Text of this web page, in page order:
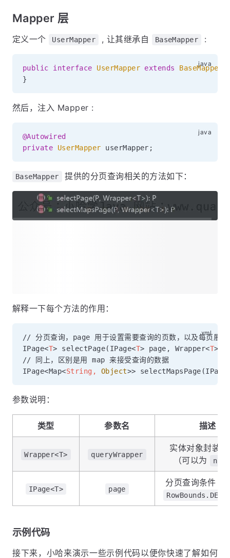
Mapper 层
定义一个 UserMapper , 让其继承自 BaseMapper :
public interface UserMapper extends BaseMapper
}
然后，注入 Mapper :
@Autowired
private
UserMapper userMapper ;
BaseMapper 提供的分页查询相关的方法如下：
解释一下每个方法的作用：
// 分页查询，page 用于设置需要查询的页数，以及每页展
IPage<T> selectPage(IPage<T> page, Wrapper<T>
// 同上，区别是用 map 来接受查询的数据
IPage<Map<String, Object>> selectMapsPage(IPage
参数说明：
类型 参数名 描述
Wrapper<T> queryWrapper
实体对象封装
（可以为
null
IPage<T> page
分页查询条件（
示例代码
接下来，小哈来演示一些示例代码以便你快速了解如何